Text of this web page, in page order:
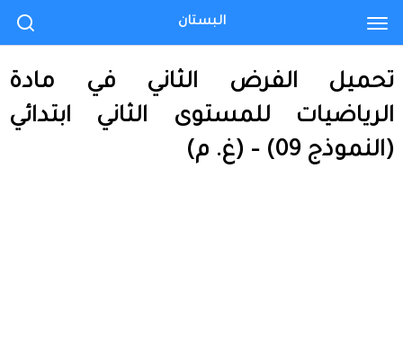
تحميل الفرض الثاني في مادة
الرياضيات للمستوى الثاني ابتدائي
(النموذج 09) – (غ. م)
البستان